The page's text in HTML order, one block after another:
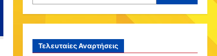
Τελευταίες Αναρτήσεις